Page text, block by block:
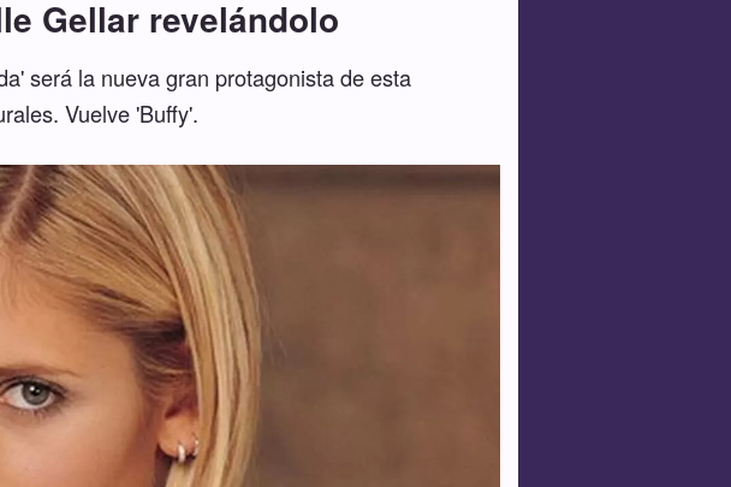
Gellar revelándolo
será la nueva gran protagonista de esta
Vuelve 'Buffy'.